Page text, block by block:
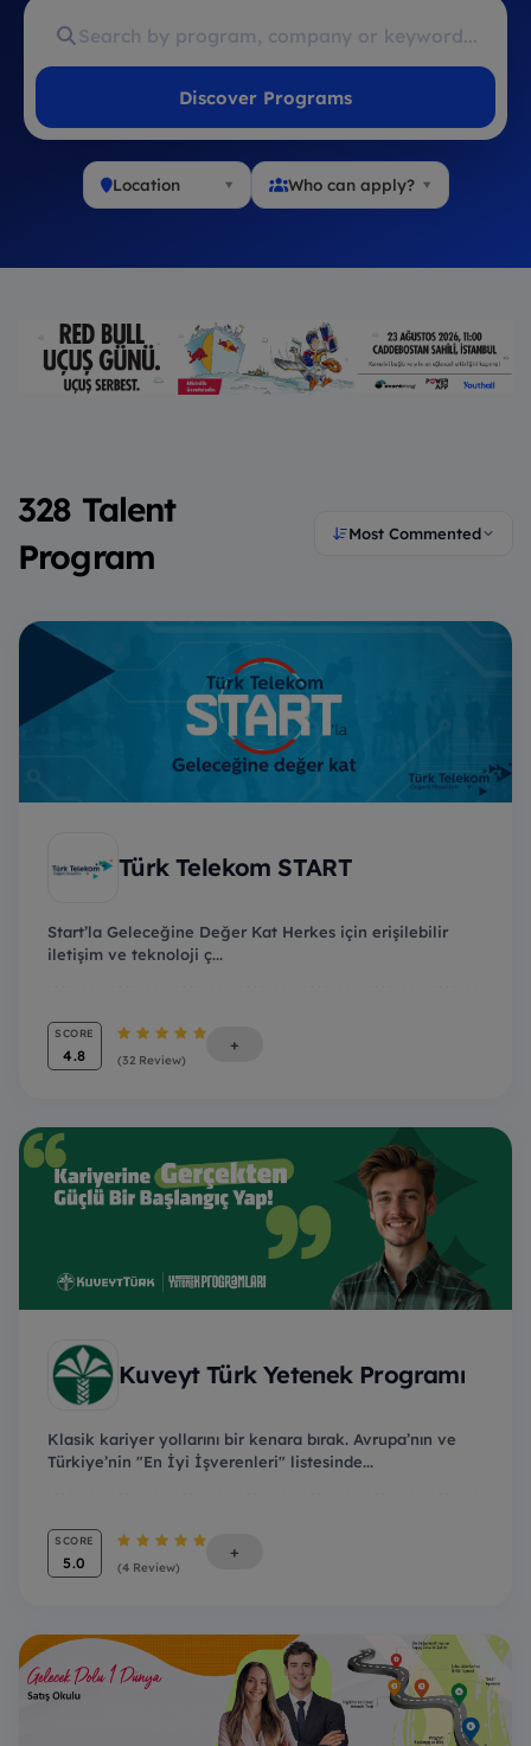
Discover Programs
Location Who can apply?
328 Talent
Program
Most Commented
Türk Telekom START
Start’la Geleceğine Değer Kat Herkes için erişilebilir
iletişim ve teknoloji ç...
SCORE
4.8 (32 Review)
+
Kuveyt Türk Yetenek Programı
Klasik kariyer yollarını bir kenara bırak. Avrupa’nın ve
Türkiye’nin "En İyi İşverenleri" listesinde...
SCORE
5.0 (4 Review)
+